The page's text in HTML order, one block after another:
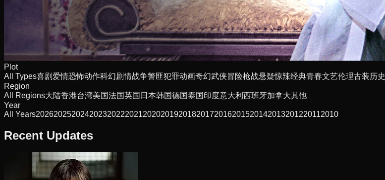
Plot
All Types喜剧 爱情恐怖动作科幻剧情战争警匪犯罪动画奇幻武侠冒险枪战悬疑惊辣经典青春文艺伦理古装历史
Region
All Regions大陆香港台湾美国法国英国 日本韩国德国泰国 印度意大利 西班牙加拿大其他
Year
All Years20262025202420232022202120202019201820172016201520142013201220112010
Recent Updates